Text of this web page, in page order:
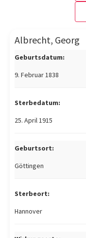
Albrecht, Georg
Geburtsdatum:
9. Februar 1838
Sterbedatum:
25. April 1915
Geburtsort:
Göttingen
Sterbeort:
Hannover